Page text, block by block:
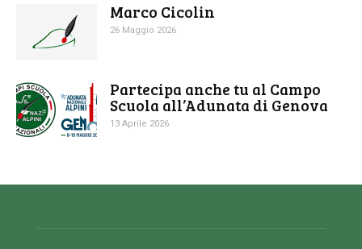
Marco Cicolin
26 Maggio 2026
Partecipa anche tu al Campo
Scuola all’Adunata di Genova
13 Aprile 2026